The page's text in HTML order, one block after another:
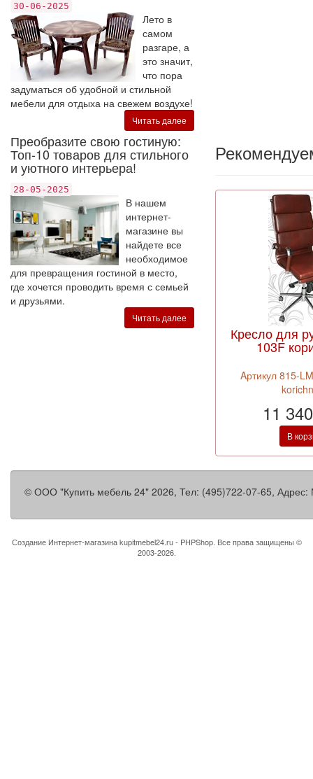
30-06-2025
Лето в
самом
разгаре, а
это значит,
что пора
задуматься об удобной и стильной
мебели для отдыха на свежем воздухе!
Читать далее
Преобразите свою гостиную:
Топ-10 товаров для стильного
и уютного интерьера!
28-05-2025
В нашем
интернет-
магазине вы
найдете все
необходимое
для превращения гостиной в место,
где хочется проводить время с семьей
и друзьями.
Читать далее
Кресло для
103F
Aртикул 815-
11
В
© ООО "Купить мебель 24" 2026, Тел: (495)722-07-65, Адрес:
Создание Интернет-магазинаkupitmebel24.ru - PHPShop. Все права защищены ©
2003-2026.